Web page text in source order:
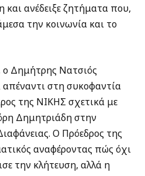
και ανέδειξε ζητήματα που,
την κοινωνία και το
Δημήτρης Νατσιός
απέναντι στη συκοφαντία
της ΝΙΚΗΣ σχετικά με
Δημητριάδη στην
Ο Πρόεδρος της
αναφέροντας πώς όχι
την κλήτευση, αλλά η